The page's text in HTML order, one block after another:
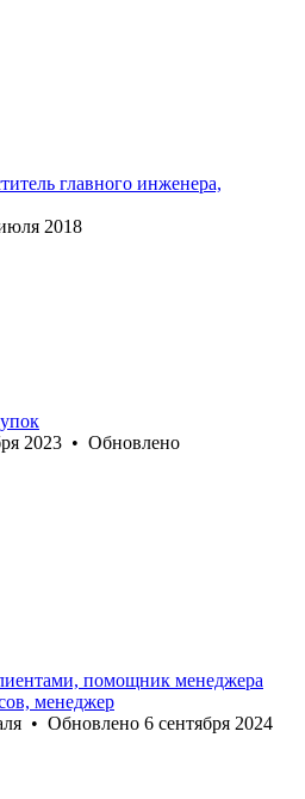
главного инженера,
2018
2023 • Обновлено
помощник менеджера
менеджер
• Обновлено 6 сентября 2024